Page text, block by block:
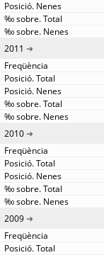
2011
2010
2009